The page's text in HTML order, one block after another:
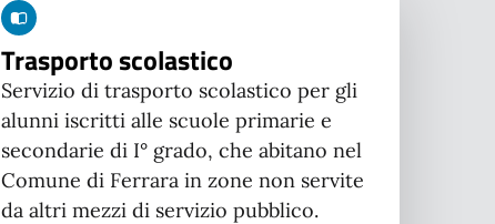
Trasporto scolastico
Servizio di trasporto scolastico per gli
alunni iscritti alle scuole primarie e
secondarie di I° grado, che abitano nel
Comune di Ferrara in zone non servite
da altri mezzi di servizio pubblico.